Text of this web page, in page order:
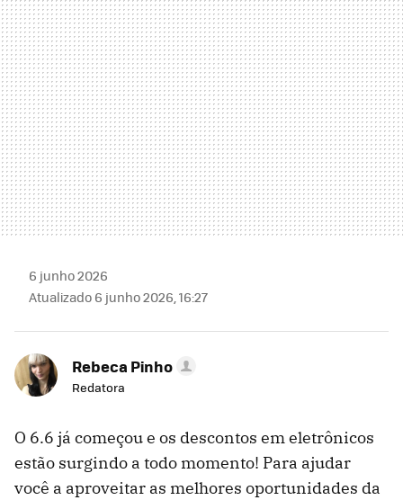
MAIL
6 junho 2026
Atualizado 6 junho 2026, 16:27
Rebeca Pinho
Redatora
O 6.6 já começou e os descontos em eletrônicos
estão surgindo a todo momento! Para ajudar
você a aproveitar as melhores oportunidades da